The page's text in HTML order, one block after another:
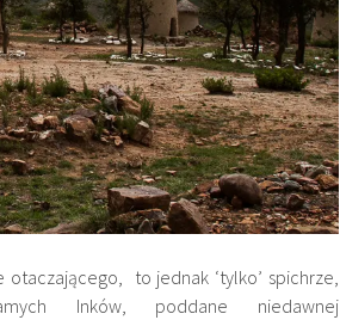
otaczającego, to jednak ‘tylko’ spichrze,
Inków, poddane niedawnej